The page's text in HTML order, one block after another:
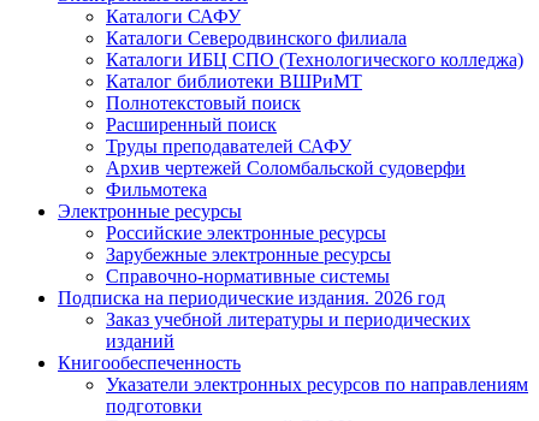
Каталоги САФУ
Каталоги Северодвинского филиала
Каталоги ИБЦ СПО (Технологического колледжа)
Каталог библиотеки ВШРиМТ
Полнотекстовый поиск
Расширенный поиск
Труды преподавателей САФУ
Архив чертежей Соломбальской судоверфи
Фильмотека
Электронные ресурсы
Российские электронные ресурсы
Зарубежные электронные ресурсы
Справочно-нормативные системы
Подписка на периодические издания. 2026 год
Заказ учебной литературы и периодических
изданий
Книгообеспеченность
Указатели электронных ресурсов по направлениям
подготовки